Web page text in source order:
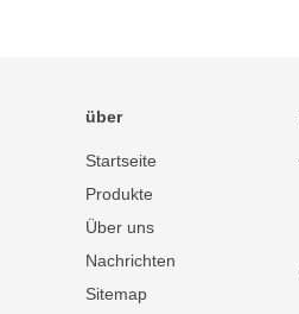
über
Startseite
Produkte
Über uns
Nachrichten
Sitemap